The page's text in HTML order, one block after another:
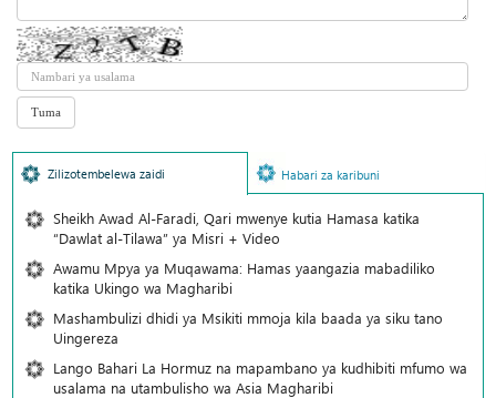
Zilizotembelewa zaidi Habari za karibuni
Sheikh Awad Al-Faradi, Qari mwenye kutia Hamasa katika
“Dawlat al-Tilawa” ya Misri + Video
Awamu Mpya ya Muqawama: Hamas yaangazia mabadiliko
katika Ukingo wa Magharibi
Mashambulizi dhidi ya Msikiti mmoja kila baada ya siku tano
Uingereza
Lango Bahari La Hormuz na mapambano ya kudhibiti mfumo wa
usalama na utambulisho wa Asia Magharibi